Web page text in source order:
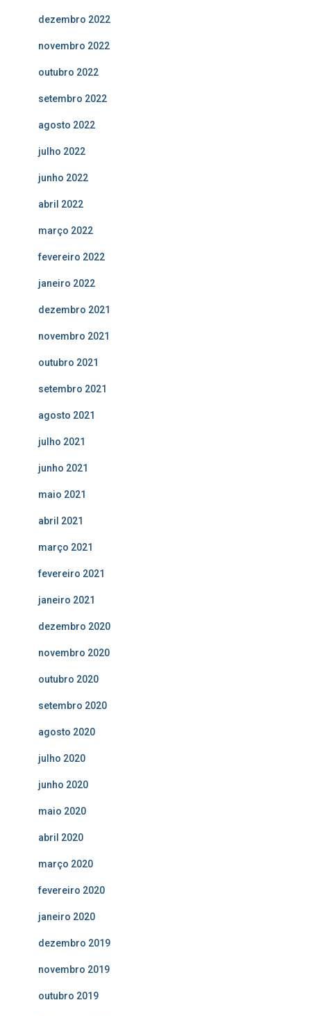
dezembro 2022
novembro 2022
outubro 2022
setembro 2022
agosto 2022
julho 2022
junho 2022
abril 2022
março 2022
fevereiro 2022
janeiro 2022
dezembro 2021
novembro 2021
outubro 2021
setembro 2021
agosto 2021
julho 2021
junho 2021
maio 2021
abril 2021
março 2021
fevereiro 2021
janeiro 2021
dezembro 2020
novembro 2020
outubro 2020
setembro 2020
agosto 2020
julho 2020
junho 2020
maio 2020
abril 2020
março 2020
fevereiro 2020
janeiro 2020
dezembro 2019
novembro 2019
outubro 2019